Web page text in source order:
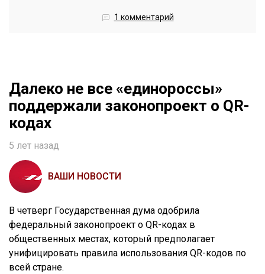
1 комментарий
Далеко не все «единороссы»
поддержали законопроект о QR-
кодах
5 лет назад
ВАШИ НОВОСТИ
В четверг Государственная дума одобрила
федеральный законопроект о QR-кодах в
общественных местах, который предполагает
унифицировать правила использования QR-кодов по
всей стране.